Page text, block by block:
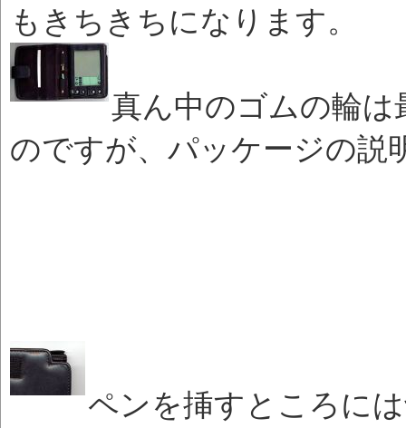
もきちきちになります。
真ん中のゴムの輪
のですが、パッケージの説
ペンを挿すところに